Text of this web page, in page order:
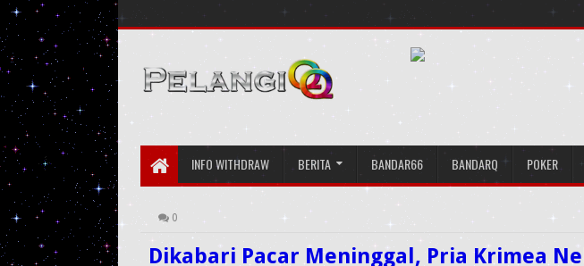
INFO WITHDRAW BERITA BANDAR66 BANDARQ POKER
0
Dikabari Pacar Meninggal, Pria Krimea